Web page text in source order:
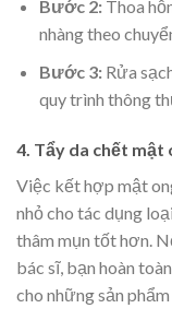
Bước 2:Thoa
nhàng theo
Bước 3:Rửa
quy trình thông
4. Tẩy da chết mật
Việc kết hợp mật
nhỏ cho tác dụng
thâm mụn tốt hơn.
bác sĩ, bạn hoàn
cho những sản